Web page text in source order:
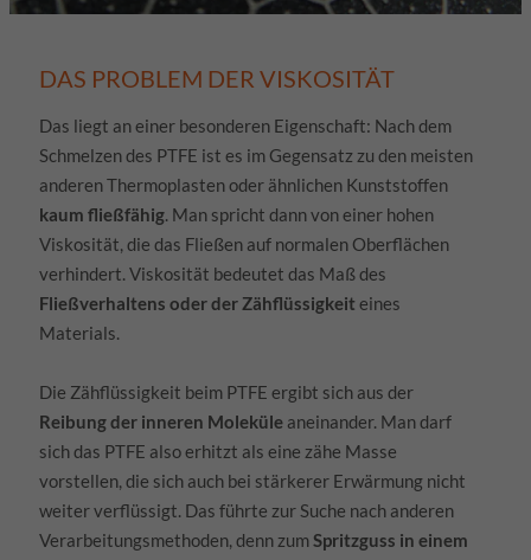
DAS PROBLEM DER VISKOSITÄT
Das liegt an einer besonderen Eigenschaft: Nach dem
Schmelzen des PTFE ist es im Gegensatz zu den meisten
anderen Thermoplasten oder ähnlichen Kunststoffen
kaum fließfähig. Man spricht dann von einer hohen
Viskosität, die das Fließen auf normalen Oberflächen
verhindert. Viskosität bedeutet das Maß des
Fließverhaltens oder der Zähflüssigkeit eines
Materials.
Die Zähflüssigkeit beim PTFE ergibt sich aus der
Reibung der inneren Moleküle aneinander. Man darf
sich das PTFE also erhitzt als eine zähe Masse
vorstellen, die sich auch bei stärkerer Erwärmung nicht
weiter verflüssigt. Das führte zur Suche nach anderen
Verarbeitungsmethoden, denn zumSpritzguss in einem